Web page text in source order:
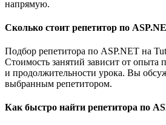
напрямую.
Сколько стоит репетитор по
Подбор репетитора по ASP.NET на
Стоимость занятий зависит от опыта
и продолжительности урока. Вы
выбранным репетитором.
Как быстро найти репетитора по